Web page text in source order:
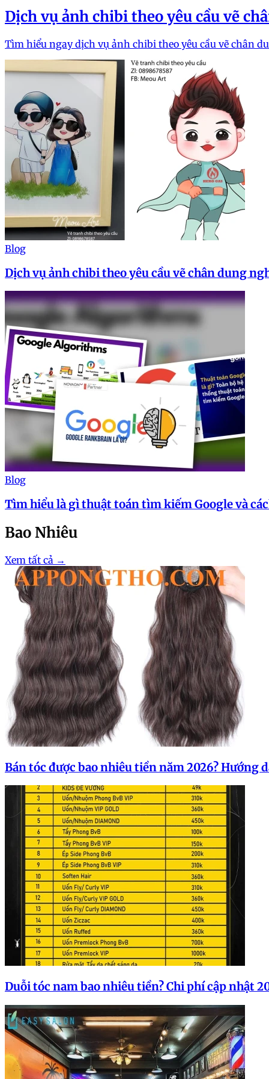
Dịch vụ ảnh chibi theo yêu cầu vẽ
Tìm hiểu ngay dịch vụ ảnh chibi theo yêu cầu vẽ chân
Blog
Dịch vụ ảnh chibi theo yêu cầu vẽ chân dung
Blog
Tìm hiểu là gì thuật toán tìm kiếm Google và
Bao Nhiêu
Xem tất cả →
Bán tóc được bao nhiêu tiền năm 2026? Hướng
Duỗi tóc nam bao nhiêu tiền? Chi phí cập nhật